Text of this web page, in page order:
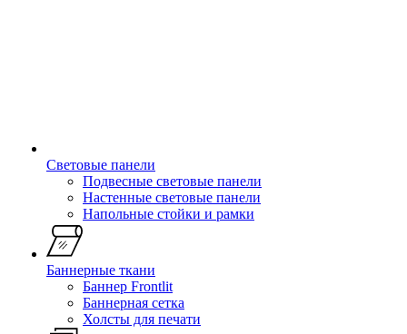
Световые панели
Подвесные световые панели
Настенные световые панели
Напольные стойки и рамки
Баннерные ткани
Баннер Frontlit
Баннерная сетка
Холсты для печати